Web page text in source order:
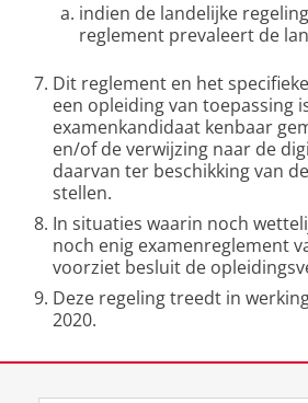
indien de landelijke
reglement prevaleert de
Dit reglement en het
een opleiding van toepassing
examenkandidaat kenbaar
en/of de verwijzing naar de
daarvan ter beschikking van
stellen.
In situaties waarin noch
noch enig examenreglement
voorziet besluit de
Deze regeling treedt in
2020.